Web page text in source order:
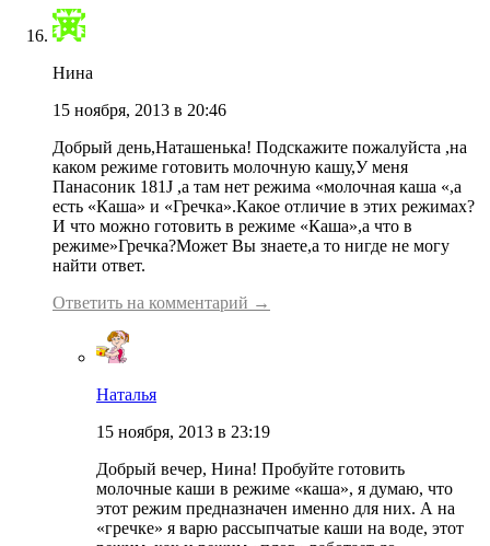
Нина
15 ноября, 2013 в 20:46
Добрый день,Наташенька! Подскажите пожалуйста ,на
каком режиме готовить молочную кашу,У меня
Панасоник 181J ,а там нет режима «молочная каша «,а
есть «Каша» и «Гречка».Какое отличие в этих режимах?
И что можно готовить в режиме «Каша»,а что в
режиме»Гречка?Может Вы знаете,а то нигде не могу
найти ответ.
Ответить на комментарий →
Наталья
15 ноября, 2013 в 23:19
Добрый вечер, Нина! Пробуйте готовить
молочные каши в режиме «каша», я думаю, что
этот режим предназначен именно для них. А на
«гречке» я варю рассыпчатые каши на воде, этот